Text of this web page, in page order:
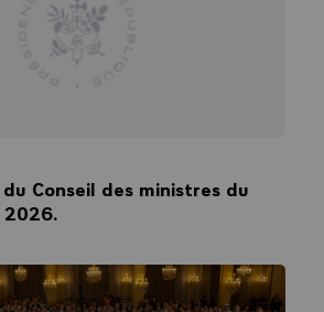
Conseil des ministres du